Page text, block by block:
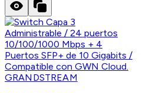
GRANDSTREAM